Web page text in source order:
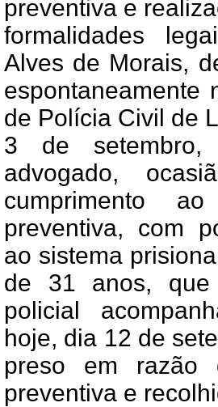
preventiva e
formalidades
Alves de Morais,
espontaneamente
de Polícia Civil de
3 de setembro,
advogado,
cumprimento
preventiva, com
ao sistema
de 31 anos, que
policial
hoje, dia 12 de
preso em razão
preventiva e